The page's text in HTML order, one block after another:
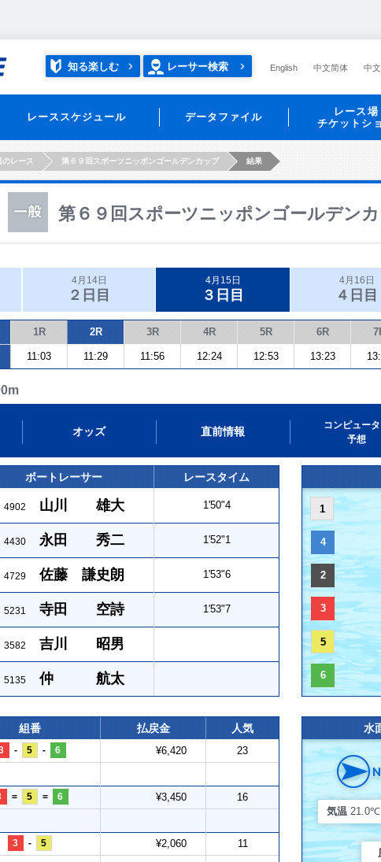
知る楽しむ レーサー検索 English 中文简体 中
レーススケジュール データファイル
レース場
チケットシ
のレース 第６９回スポーツニッポンゴールデンカップ 結果
第６９回スポーツニッポンゴールデン
4月14日
２日目
4月15日
３日目
4月16日
４日目
1R 2R 3R 4R 5R 6R
11:03 11:29 11:56 12:24 12:53 13:23
オッズ 直前情報
コンピュー
予想
ボートレーサー レースタイム
4902 山川 雄大 1'50"4
4430 永田 秀二 1'52"1
4729 佐藤 謙史朗 1'53"6
5231 寺田 空詩 1'53"7
3582 吉川 昭男
5135 仲 航太
1
4
2
3
5
6
組番 払戻金 人気
- 5 - 6 ¥6,420 23
= 5 = 6 ¥3,450 16
3 - 5 ¥2,060 11
水
気温 21.0℃